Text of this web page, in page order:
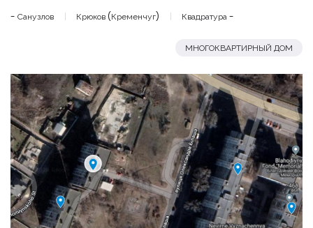
- Санузлов Крюков (Кременчуг) Квадратура -
МНОГОКВАРТИРНЫЙ ДОМ